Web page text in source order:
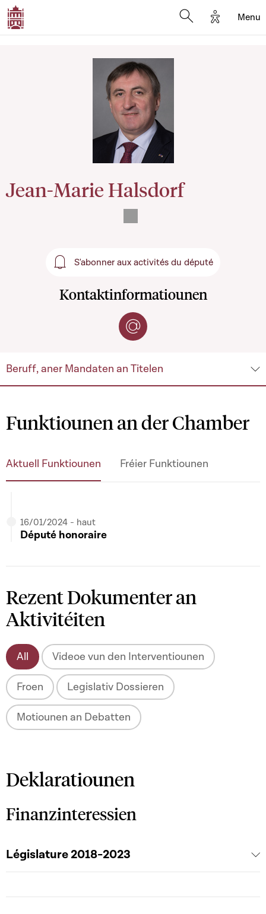
Options
Menu
Jean-Marie Halsdorf
S'abonner aux activités du député
S'abonner aux activités du
Kontaktinformatiounen
Per E-Mail kontaktéieren
Beruff, aner Mandaten an Titelen
Funktiounen an der Chamber
Aktuell Funktiounen Fréier Funktiounen
16/01/2024 - haut
Député honoraire
Rezent Dokumenter an
Aktivitéiten
All Videoe vun den Interventiounen
Froen Legislativ Dossieren
Motiounen an Debatten
Deklaratiounen
Finanzinteressien
Législature 2018-2023